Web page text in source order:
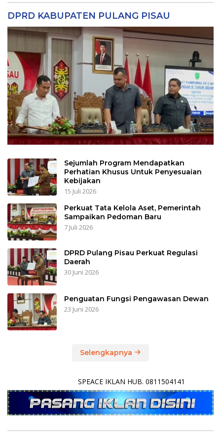
DPRD KABUPATEN PULANG PISAU
Sejumlah Program Mendapatkan
Perhatian Khusus Untuk Penyesuaian
Kebijakan
15 Juli 2026
Perkuat Tata Kelola Aset, Pemerintah
Sampaikan Pedoman Baru
7 Juli 2026
DPRD Pulang Pisau Perkuat Regulasi
Daerah
30 Juni 2026
Penguatan Fungsi Pengawasan Dewan
23 Juni 2026
Selengkapnya
SPEACE IKLAN HUB. 0811504141